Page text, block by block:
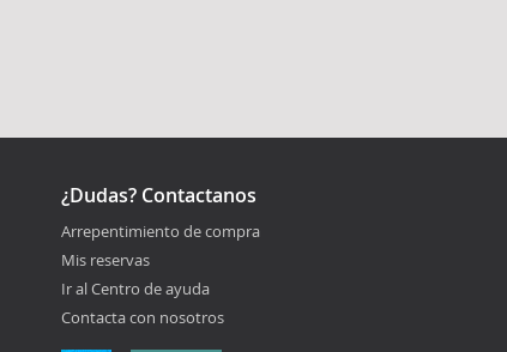
¿Dudas? Contactanos
Arrepentimiento de compra
Mis reservas
Ir al Centro de ayuda
Contacta con nosotros